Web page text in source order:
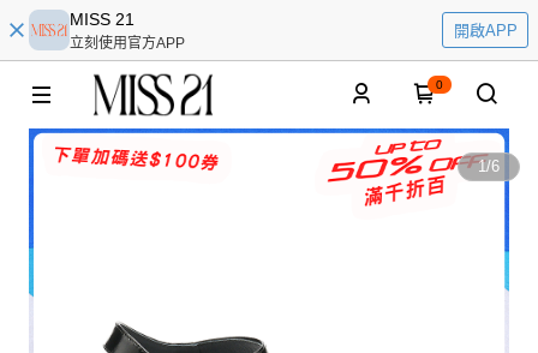
MISS 21
立刻使用官方APP
開啟APP
0
1/6